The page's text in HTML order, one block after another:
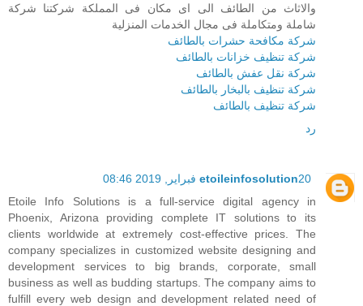
والاثاث من الطائف الى اى مكان فى المملكة شركتنا شركة
شاملة ومتكاملة فى مجال الخدمات المنزلية
شركة مكافحة حشرات بالطائف
شركة تنظيف خزانات بالطائف
شركة نقل عفش بالطائف
شركة تنظيف بالبخار بالطائف
شركة تنظيف بالطائف
رد
etoileinfosolution20 فبراير, 2019 08:46
Etoile Info Solutions is a full-service digital agency in
Phoenix, Arizona providing complete IT solutions to its
clients worldwide at extremely cost-effective prices. The
company specializes in customized website designing and
development services to big brands, corporate, small
business as well as budding startups. The company aims to
fulfill every web design and development related need of